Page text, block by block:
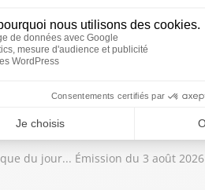
du jour... Émission du 4 août 2026
du jour... Émission du 3 août 2026